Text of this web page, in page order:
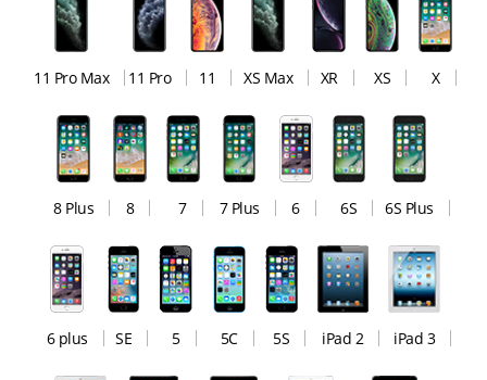
11 Pro Max 11 Pro 11 XS Max XR XS X
8 Plus 8 7 7 Plus 6 6S 6S Plus
6 plus SE 5 5C 5S iPad 2 iPad 3